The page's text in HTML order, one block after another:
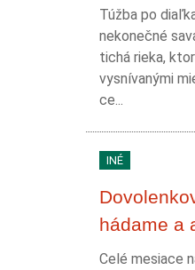
Túžba po
nekonečné
tichá rieka,
vysnívanými
ce...
INÉ
hádame a
Celé mesiace